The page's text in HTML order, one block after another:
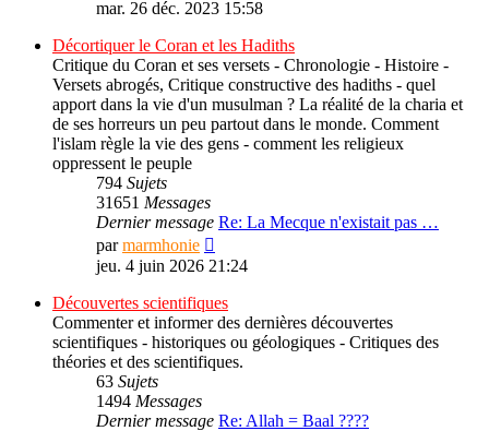
message
mar. 26 déc. 2023 15:58
Décortiquer le Coran et les Hadiths
Critique du Coran et ses versets - Chronologie - Histoire -
Versets abrogés, Critique constructive des hadiths - quel
apport dans la vie d'un musulman ? La réalité de la charia et
de ses horreurs un peu partout dans le monde. Comment
l'islam règle la vie des gens - comment les religieux
oppressent le peuple
794 Sujets
31651 Messages
Dernier message Re: La Mecque n'existait pas …
parmarmhonie
le
message
jeu. 4 juin 2026 21:24
Découvertes scientifiques
Commenter et informer des dernières découvertes
scientifiques - historiques ou géologiques - Critiques des
théories et des scientifiques.
63 Sujets
1494 Messages
Dernier message Re: Allah = Baal ????